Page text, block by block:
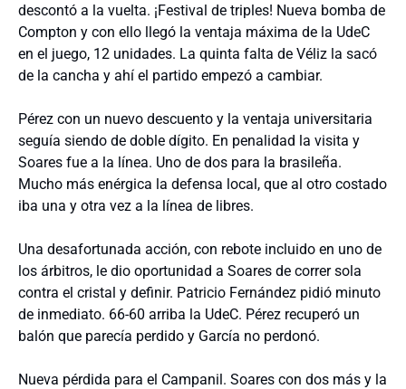
descontó a la vuelta. ¡Festival de triples! Nueva bomba de
Compton y con ello llegó la ventaja máxima de la UdeC
en el juego, 12 unidades. La quinta falta de Véliz la sacó
de la cancha y ahí el partido empezó a cambiar.
Pérez con un nuevo descuento y la ventaja universitaria
seguía siendo de doble dígito. En penalidad la visita y
Soares fue a la línea. Uno de dos para la brasileña.
Mucho más enérgica la defensa local, que al otro costado
iba una y otra vez a la línea de libres.
Una desafortunada acción, con rebote incluido en uno de
los árbitros, le dio oportunidad a Soares de correr sola
contra el cristal y definir. Patricio Fernández pidió minuto
de inmediato. 66-60 arriba la UdeC. Pérez recuperó un
balón que parecía perdido y García no perdonó.
Nueva pérdida para el Campanil. Soares con dos más y la